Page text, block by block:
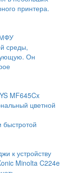
принтера.
МФУ
среды,
Он
MF645Cx
цветной
быстротой
к устройству
Minolta C224e